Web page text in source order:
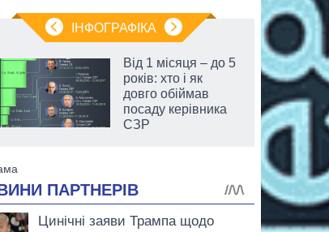
ІНФОГРАФІКА
Від 1 місяця – до 5
років: хто і як
довго обіймав
посаду керівника
СЗР